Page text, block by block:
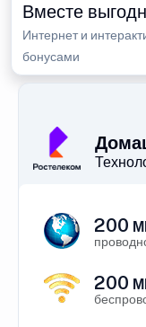
Вместе
Интернет и
бонусами
200
200